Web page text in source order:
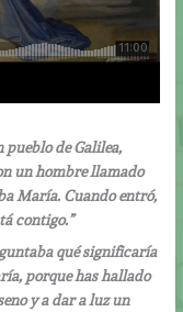
pueblo de Galilea,
un hombre llamado
María. Cuando entró,
contigo.”
qué significaría
porque has hallado
y a dar a luz un